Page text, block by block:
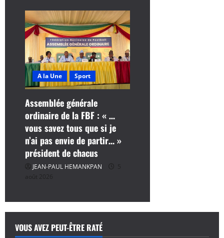
A la Une Sport
Assemblée générale
ordinaire de la FBF : « …
vous savez tous que si je
n’ai pas envie de partir… »
président de chacus
JEAN-PAUL HEMANKPAN
5
août 2026
VOUS AVEZ PEUT-ÊTRE RATÉ